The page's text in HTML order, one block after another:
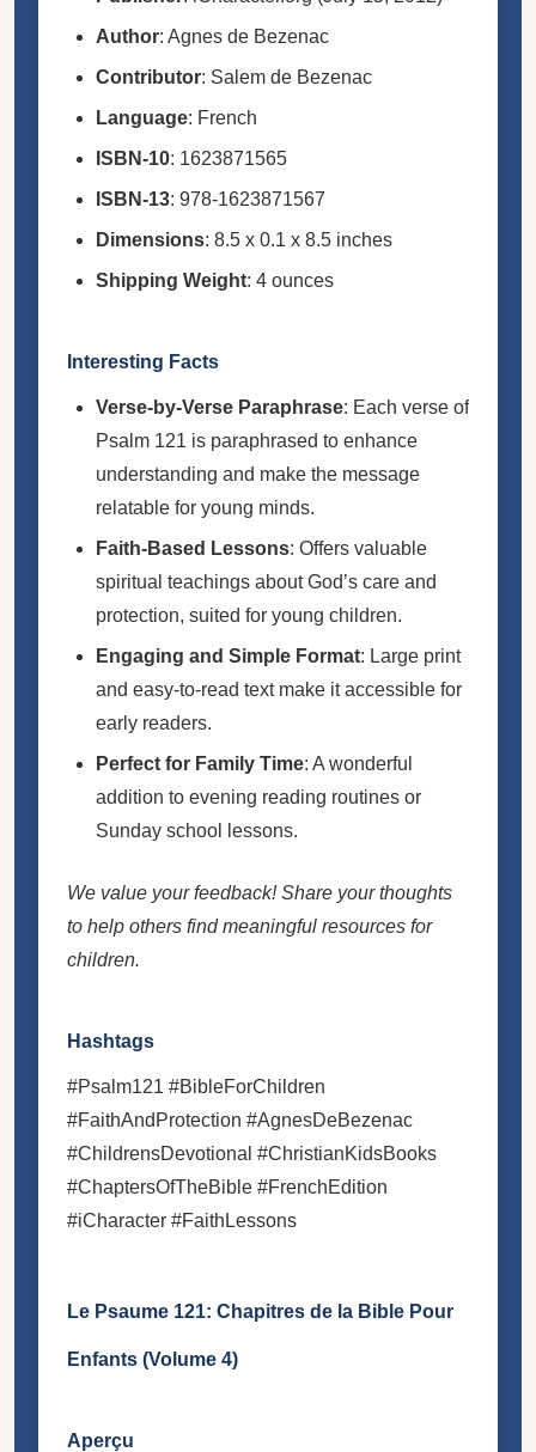
Author: Agnes de Bezenac
Contributor: Salem de Bezenac
Language: French
ISBN-10: 1623871565
ISBN-13: 978-1623871567
Dimensions: 8.5 x 0.1 x 8.5 inches
Shipping Weight: 4 ounces
Interesting Facts
Verse-by-Verse Paraphrase: Each verse of
Psalm 121 is paraphrased to enhance
understanding and make the message
relatable for young minds.
Faith-Based Lessons: Offers valuable
spiritual teachings about God’s care and
protection, suited for young children.
Engaging and Simple Format: Large print
and easy-to-read text make it accessible for
early readers.
Perfect for Family Time: A wonderful
addition to evening reading routines or
Sunday school lessons.
We value your feedback! Share your thoughts
to help others find meaningful resources for
children.
Hashtags
#Psalm121 #BibleForChildren
#FaithAndProtection #AgnesDeBezenac
#ChildrensDevotional #ChristianKidsBooks
#ChaptersOfTheBible #FrenchEdition
#iCharacter #FaithLessons
Le Psaume 121: Chapitres de la Bible Pour
Enfants (Volume 4)
Aperçu